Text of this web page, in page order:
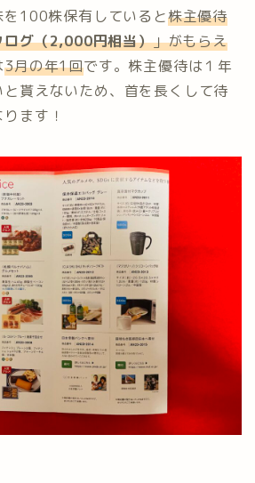
を100株保有していると株主優待
ログ（2,000円相当）」がもらえ
3月の年1回です。株主優待は１年
貰えないため、首を長くして待
ます！